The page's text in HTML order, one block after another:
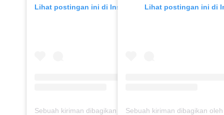
Lihat postingan ini di Instagram
Sebuah kiriman dibagikan oleh Tyas Mirasih (@tyasmirasih)
Lihat postingan ini di